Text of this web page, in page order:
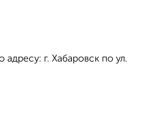
г. Хабаровск по ул.